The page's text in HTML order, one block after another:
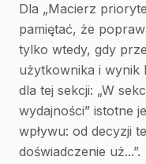
Dla „Macierz
pamiętać, że
tylko wtedy, gdy
użytkownika i wynik
dla tej sekcji: „W
wydajności” istotne
wpływu: od decyzji
doświadczenie uż...”.